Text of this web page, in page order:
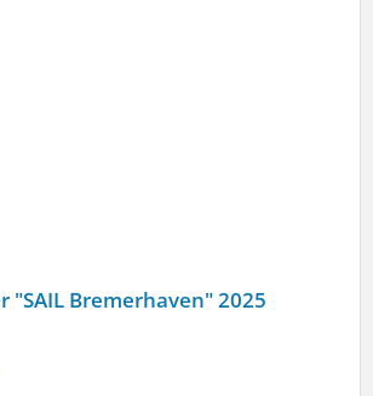
"SAIL Bremerhaven" 2025